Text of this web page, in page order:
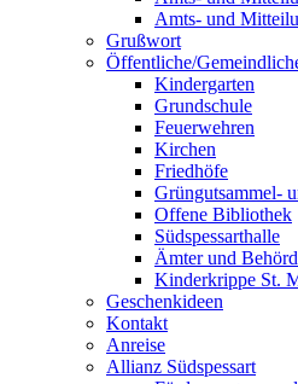
Amts- und
Grußwort
Öffentliche/
Kindergarten
Grundschule
Feuerwehren
Kirchen
Friedhöfe
Grüngutsammel-
Offene Bibliothek
Südspessarthalle
Ämter und
Kinderkrippe St.
Geschenkideen
Kontakt
Anreise
Allianz Südspessart